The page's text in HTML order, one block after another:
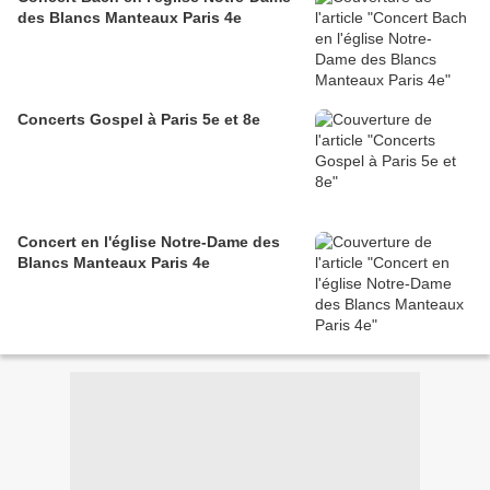
des Blancs Manteaux Paris 4e
Concerts Gospel à Paris 5e et 8e
Concert en l'église Notre-Dame des
Blancs Manteaux Paris 4e